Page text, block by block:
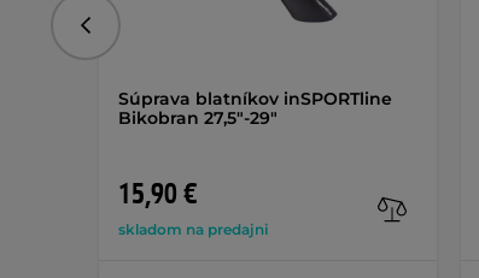
Súprava blatníkov inSPORTline
Bikobran 27,5"-29"
15,90 €
skladom na predajni
Predchádzajúce